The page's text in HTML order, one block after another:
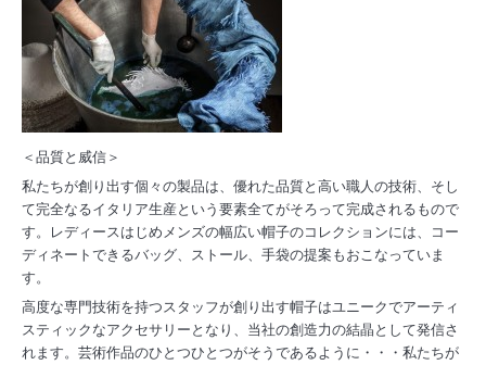
＜品質と威信＞
私たちが創り出す個々の製品は、優れた品質と高い職人の技術、そし
て完全なるイタリア生産という要素全てがそろって完成されるもので
す。
レディースはじめメンズの幅広い帽子のコレクションには、コー
ディネートできるバッグ、ストール、手袋の提案もおこなっていま
す。
高度な専門技術を持つスタッフが創り出す帽子はユニークでアーティ
スティックなアクセサリーとなり、当社の創造力の結晶として発信さ
れます。 芸術作品のひとつひとつがそうであるように・・・私たちが